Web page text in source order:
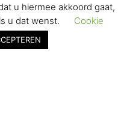
u hiermee akkoord gaat,
u dat wenst.
Cookie